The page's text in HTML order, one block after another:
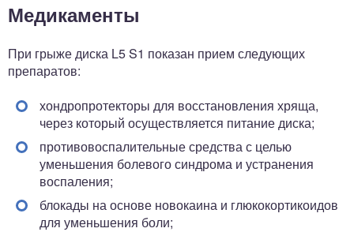
Медикаменты
При грыже диска L5 S1 показан прием следующих
препаратов:
хондропротекторы для восстановления хряща,
через который осуществляется питание диска;
противовоспалительные средства с целью
уменьшения болевого синдрома и устранения
воспаления;
блокады на основе новокаина и глюкокортикоидов
для уменьшения боли;